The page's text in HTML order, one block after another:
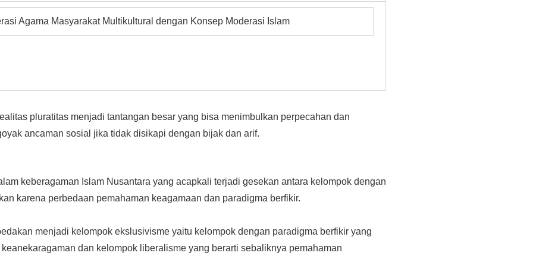
Agama Masyarakat Multikultural dengan Konsep Moderasi Islam
pluratitas menjadi tantangan besar yang bisa menimbulkan perpecahan dan
ancaman sosial jika tidak disikapi dengan bijak dan arif.
keberagaman Islam Nusantara yang acapkali terjadi gesekan antara kelompok dengan
karena perbedaan pemahaman keagamaan dan paradigma berfikir.
menjadi kelompok ekslusivisme yaitu kelompok dengan paradigma berfikir yang
dan kelompok liberalisme yang berarti sebaliknya pemahaman